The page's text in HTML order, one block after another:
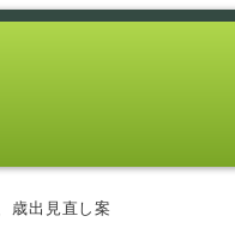
歳出見直し案